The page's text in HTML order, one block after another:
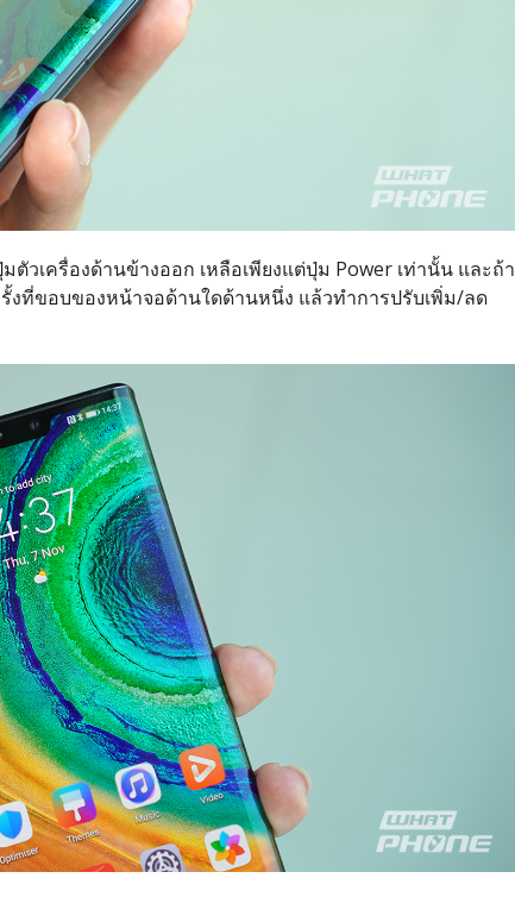
วเครื่องด้านข้างออก เหลือเพียงแต่ปุ่ม Power เท่านั้น และถ้า
งที่ขอบของหน้าจอด้านใดด้านหนึ่ง แล้วทำการปรับเพิ่ม/ลด